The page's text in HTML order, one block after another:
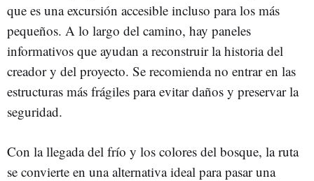
que es una excursión accesible incluso para los más
pequeños. A lo largo del camino, hay paneles
informativos que ayudan a reconstruir la historia del
creador y del proyecto. Se recomienda no entrar en las
estructuras más frágiles para evitar daños y preservar la
seguridad.
Con la llegada del frío y los colores del bosque, la ruta
se convierte en una alternativa ideal para pasar una